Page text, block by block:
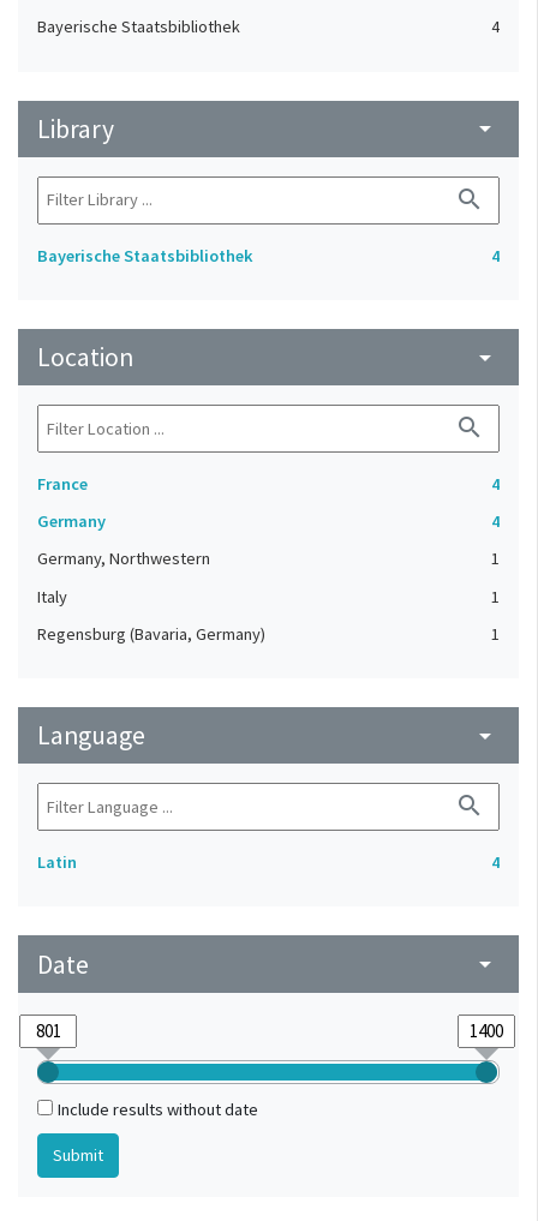
Bayerische Staatsbibliothek 4
Library arrow_drop_down
search
Bayerische Staatsbibliothek 4
Location arrow_drop_down
search
France
4
Germany
4
Germany, Northwestern
1
Italy
1
Regensburg (Bavaria, Germany)
1
Language arrow_drop_down
search
Latin 4
Date arrow_drop_down
Include results without date